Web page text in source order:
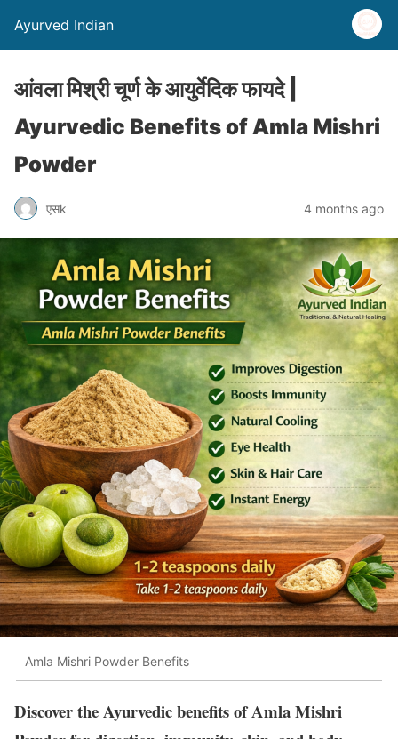
Ayurved Indian
आंवला मिश्री चूर्ण के आयुर्वेदिक फायदे |
Ayurvedic Benefits of Amla Mishri
Powder
एसk 4 months ago
Amla Mishri Powder Benefits
Discover the Ayurvedic benefits of Amla Mishri